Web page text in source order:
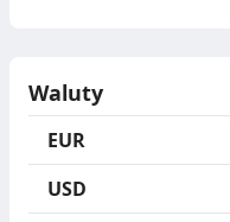
Waluty
EUR
USD